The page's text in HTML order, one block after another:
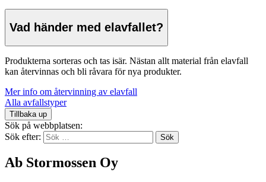
Vad händer med elavfallet?
Produkterna sorteras och tas isär. Nästan allt material från elavfall
kan återvinnas och bli råvara för nya produkter.
Mer info om återvinning av elavfall
Alla avfallstyper
Tillbaka up
Sök på webbplatsen:
Sök efter:
Ab Stormossen Oy